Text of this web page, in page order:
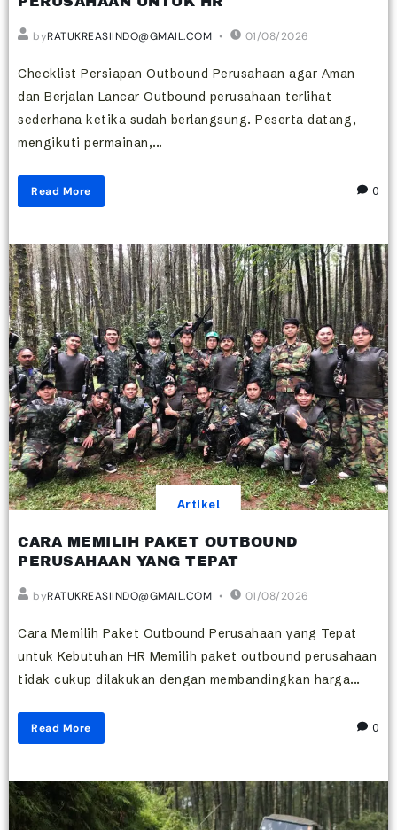
byRATUKREASIINDO@GMAIL.COM 01/08/2026
Checklist Persiapan Outbound Perusahaan agar Aman
dan Berjalan Lancar Outbound perusahaan terlihat
sederhana ketika sudah berlangsung. Peserta datang,
mengikuti permainan,...
Read More 0
Artikel
CARA MEMILIH PAKET OUTBOUND
PERUSAHAAN YANG TEPAT
byRATUKREASIINDO@GMAIL.COM 01/08/2026
Cara Memilih Paket Outbound Perusahaan yang Tepat
untuk Kebutuhan HR Memilih paket outbound perusahaan
tidak cukup dilakukan dengan membandingkan harga...
Read More 0